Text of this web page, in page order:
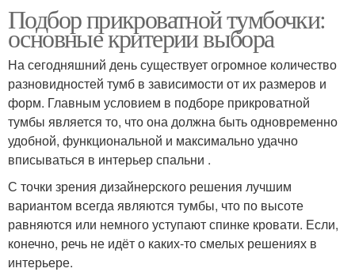
Подбор прикроватной тумбочки:
основные критерии выбора
На сегодняшний день существует огромное количество
разновидностей тумб в зависимости от их размеров и
форм. Главным условием в подборе прикроватной
тумбы является то, что она должна быть одновременно
удобной, функциональной и максимально удачно
вписываться в интерьер спальни .
С точки зрения дизайнерского решения лучшим
вариантом всегда являются тумбы, что по высоте
равняются или немного уступают спинке кровати. Если,
конечно, речь не идёт о каких-то смелых решениях в
интерьере.